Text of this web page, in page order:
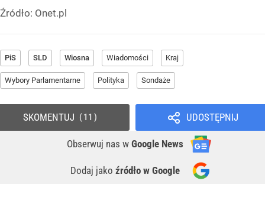
Źródło: Onet.pl
PiS SLD Wiosna Wiadomości Kraj
Wybory Parlamentarne Polityka Sondaże
UDOSTĘPNIJ
Obserwuj nas w Google News
Dodaj jako źródło w Google
SKOMENTUJ 11